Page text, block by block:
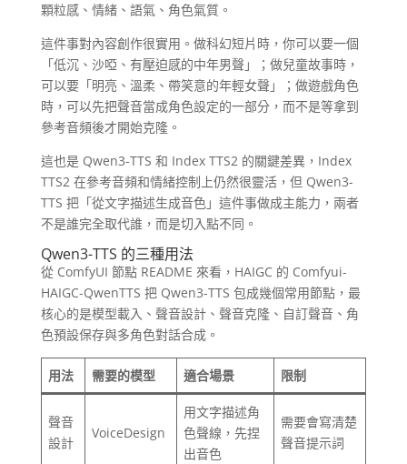
顆粒感、情緒、語氣、角色氣質。
這件事對內容創作很實用。做科幻短片時，你可以要一個
「低沉、沙啞、有壓迫感的中年男聲」；做兒童故事時，
可以要「明亮、溫柔、帶笑意的年輕女聲」；做遊戲角色
時，可以先把聲音當成角色設定的一部分，而不是等拿到
參考音頻後才開始克隆。
這也是 Qwen3-TTS 和 Index TTS2 的關鍵差異，Index
TTS2 在參考音頻和情緒控制上仍然很靈活，但 Qwen3-
TTS 把「從文字描述生成音色」這件事做成主能力，兩者
不是誰完全取代誰，而是切入點不同。
Qwen3-TTS 的三種用法
從 ComfyUI 節點 README 來看，HAIGC 的 Comfyui-
HAIGC-QwenTTS 把 Qwen3-TTS 包成幾個常用節點，最
核心的是模型載入、聲音設計、聲音克隆、自訂聲音、角
色預設保存與多角色對話合成。
用法 需要的模型 適合場景 限制
聲音
設計
VoiceDesign
用文字描述角
色聲線，先捏
出音色
需要會寫清楚
聲音提示詞